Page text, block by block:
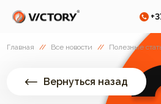
Главная // Все новости // Полезные
Вернуться назад